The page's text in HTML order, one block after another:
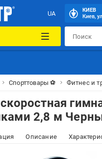
UA
КИЕВ
Киев,
Спорттовары ⚽ Фитнес и
2,8 м
Описание